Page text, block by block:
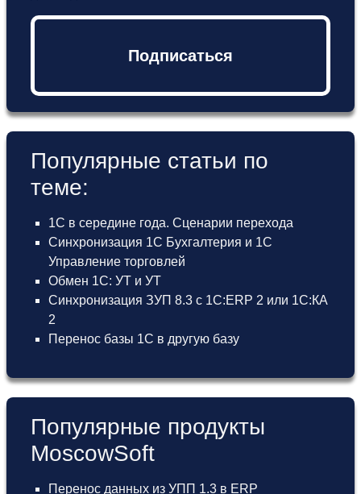
Подписаться
Популярные статьи по
теме:
1С в середине года. Сценарии перехода
Синхронизация 1С Бухгалтерия и 1С
Управление торговлей
Обмен 1С: УТ и УТ
Синхронизация ЗУП 8.3 с 1С:ERP 2 или 1С:КА
2
Перенос базы 1С в другую базу
Популярные продукты
MoscowSoft
Перенос данных из УПП 1.3 в ERP